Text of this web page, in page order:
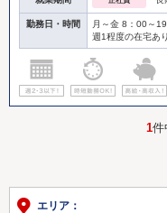
勤務日・時間
月～金 8：00～
週1程度の在宅あり
1
エリア：